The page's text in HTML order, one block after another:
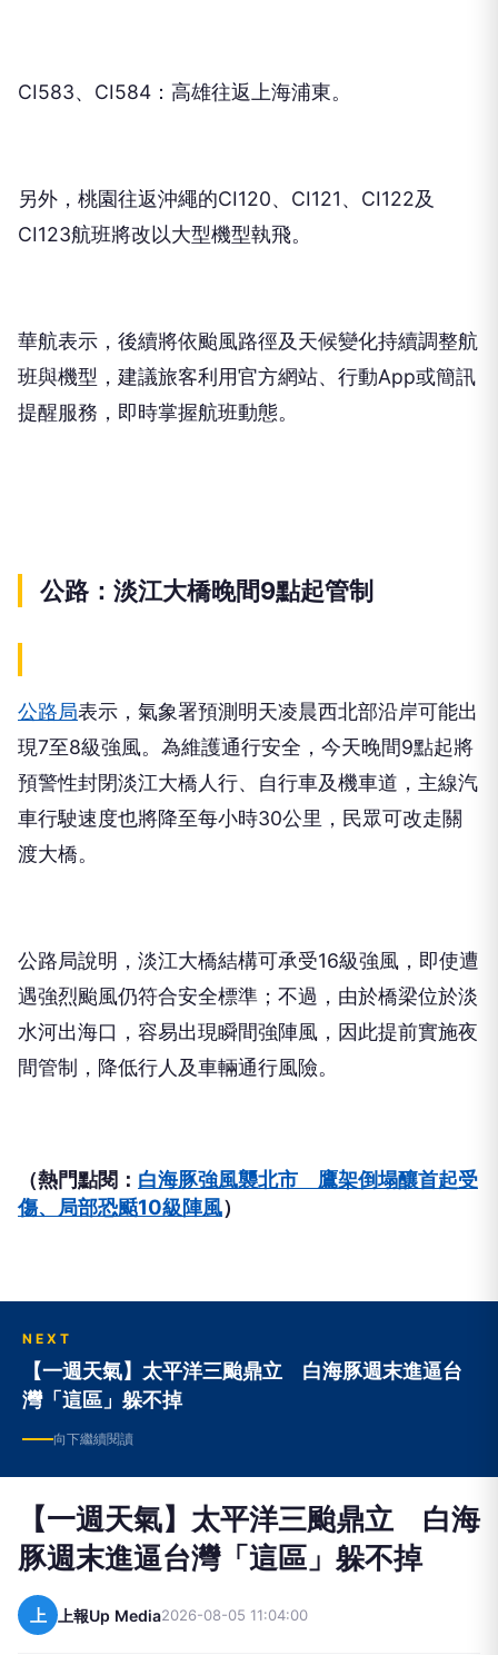
CI583、CI584：高雄往返上海浦東。
另外，桃園往返沖繩的CI120、CI121、CI122及
CI123航班將改以大型機型執飛。
華航表示，後續將依颱風路徑及天候變化持續調整航
班與機型，建議旅客利用官方網站、行動App或簡訊
提醒服務，即時掌握航班動態。
公路：淡江大橋晚間9點起管制
公路局表示，氣象署預測明天凌晨西北部沿岸可能出
現7至8級強風。為維護通行安全，今天晚間9點起將
預警性封閉淡江大橋人行、自行車及機車道，主線汽
車行駛速度也將降至每小時30公里，民眾可改走關
渡大橋。
公路局說明，淡江大橋結構可承受16級強風，即使遭
遇強烈颱風仍符合安全標準；不過，由於橋梁位於淡
水河出海口，容易出現瞬間強陣風，因此提前實施夜
間管制，降低行人及車輛通行風險。
（熱門點閱： 白海豚強風襲北市 鷹架倒塌釀首起受
傷、局部恐颳10級陣風）
NEXT
【一週天氣】太平洋三颱鼎立 白海豚週末進逼台
灣「這區」躲不掉
向下繼續閱讀
【一週天氣】太平洋三颱鼎立 白海
豚週末進逼台灣「這區」躲不掉
上 上報Up Media2026-08-05 11:04:00